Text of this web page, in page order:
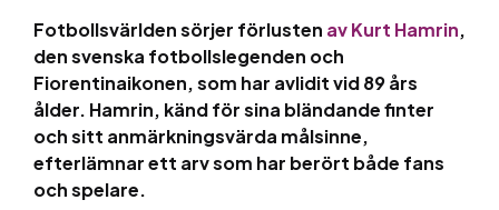
Fotbollsvärlden sörjer förlusten av Kurt Hamrin,
den svenska fotbollslegenden och
Fiorentinaikonen, som har avlidit vid 89 års
ålder. Hamrin, känd för sina bländande finter
och sitt anmärkningsvärda målsinne,
efterlämnar ett arv som har berört både fans
och spelare.